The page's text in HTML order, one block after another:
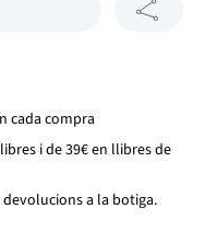
cada compra
i de 39€ en llibres de
a la botiga.